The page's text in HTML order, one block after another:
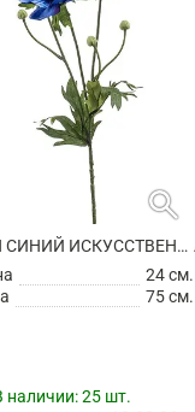
search
АНЕМОН СИНИЙ ИСКУССТВЕННЫЙ
24 см.
75 см.
наличии:25 шт.